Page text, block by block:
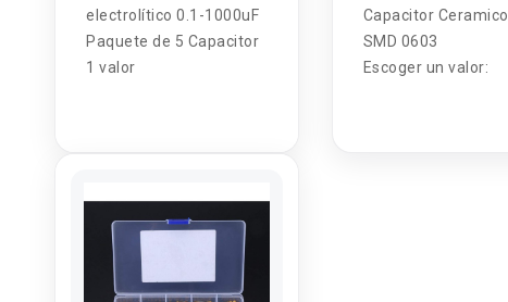
electrolítico 0.1-1000uF
Paquete de 5 Capacitor
1 valor
Capacitor Ceramico
SMD 0603
Escoger un valor: